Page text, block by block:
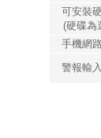
可安裝
(硬碟為
手機網
警報輸